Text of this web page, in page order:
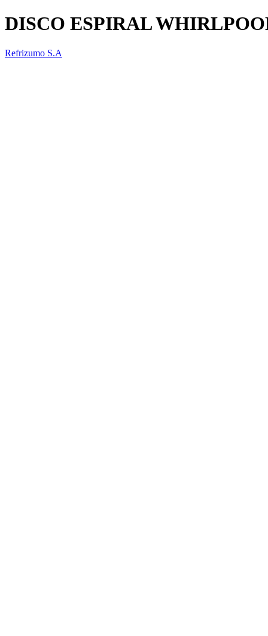
DISCO ESPIRAL
Refrizumo S.A